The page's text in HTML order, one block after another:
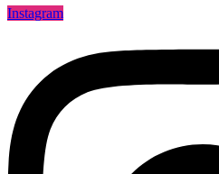
Instagram